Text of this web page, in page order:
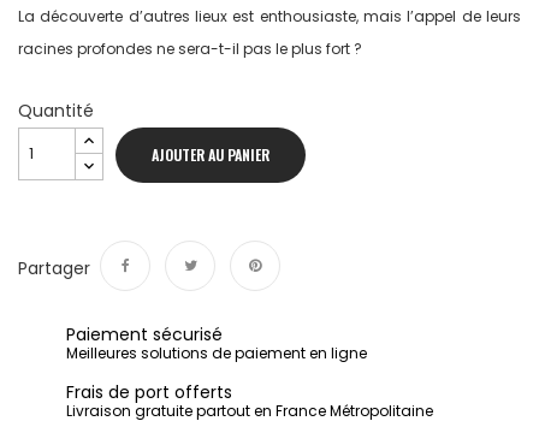
La découverte d’autres lieux est enthousiaste, mais l’appel de leurs
racines profondes ne sera-t-il pas le plus fort ?
Quantité
AJOUTER AU PANIER
Partager
Paiement sécurisé
Meilleures solutions de paiement en ligne
Frais de port offerts
Livraison gratuite partout en France Métropolitaine